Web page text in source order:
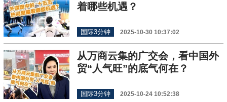
着哪些机遇？
国际3分钟 2025-10-30 10:37:02
从万商云集的广交会，看中国外
贸“人气旺”的底气何在？
国际3分钟 2025-10-24 10:52:38